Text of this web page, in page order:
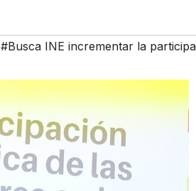
#Busca INE incrementar la